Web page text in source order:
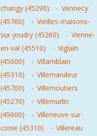
changy (45290)
- Vennecy
(45760)
- Vieilles-maisons-
sur-joudry (45260)
- Vienne-
en-val (45510)
- Viglain
(45600)
- Villamblain
(45310)
- Villemandeur
(45700)
- Villemoutiers
(45270)
- Villemurlin
(45600)
- Villeneuve-sur-
conie (45310)
- Villereau